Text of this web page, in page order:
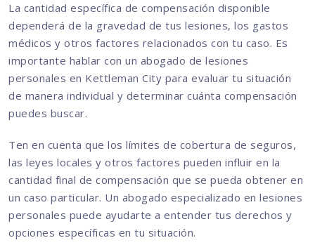
La cantidad específica de compensación disponible
dependerá de la gravedad de tus lesiones, los gastos
médicos y otros factores relacionados con tu caso. Es
importante hablar con un abogado de lesiones
personales en Kettleman City para evaluar tu situación
de manera individual y determinar cuánta compensación
puedes buscar.
Ten en cuenta que los límites de cobertura de seguros,
las leyes locales y otros factores pueden influir en la
cantidad final de compensación que se pueda obtener en
un caso particular. Un abogado especializado en lesiones
personales puede ayudarte a entender tus derechos y
opciones específicas en tu situación.